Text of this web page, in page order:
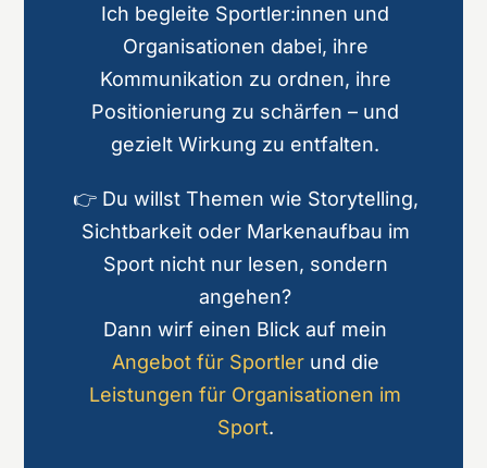
Ich begleite Sportler:innen und
Organisationen dabei, ihre
Kommunikation zu ordnen, ihre
Positionierung zu schärfen – und
gezielt Wirkung zu entfalten.
👉 Du willst Themen wie Storytelling,
Sichtbarkeit oder Markenaufbau im
Sport nicht nur lesen, sondern
angehen?
Dann wirf einen Blick auf mein
Angebot für Sportlerund die
Leistungen für Organisationen im
Sport.